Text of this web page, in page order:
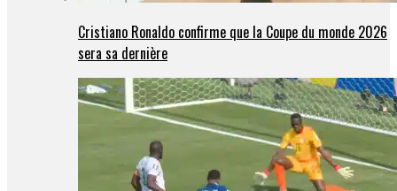
Cristiano Ronaldo confirme que la Coupe du monde 2026
sera sa dernière